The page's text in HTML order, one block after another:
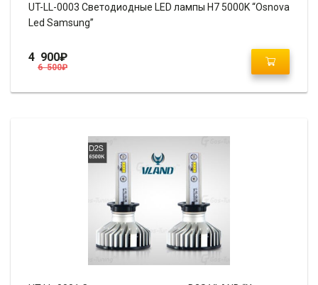
UT-LL-0003 Светодиодные LED лампы H7 5000K “Osnova
Led Samsung”
6 500₽
4 900₽